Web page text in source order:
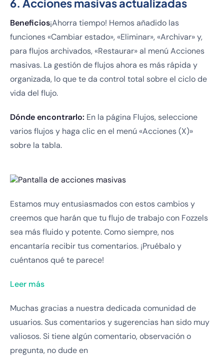
6. Acciones masivas actualizadas
Beneficios¡Ahorra tiempo! Hemos añadido las
funciones «Cambiar estado», «Eliminar», «Archivar» y,
para flujos archivados, «Restaurar» al menú Acciones
masivas. La gestión de flujos ahora es más rápida y
organizada, lo que te da control total sobre el ciclo de
vida del flujo.
Dónde encontrarlo: En la página Flujos, seleccione
varios flujos y haga clic en el menú «Acciones (X)»
sobre la tabla.
Estamos muy entusiasmados con estos cambios y
creemos que harán que tu flujo de trabajo con Fozzels
sea más fluido y potente. Como siempre, nos
encantaría recibir tus comentarios. ¡Pruébalo y
cuéntanos qué te parece!
Leer más
Muchas gracias a nuestra dedicada comunidad de
usuarios. Sus comentarios y sugerencias han sido muy
valiosos. Si tiene algún comentario, observación o
pregunta, no dude en